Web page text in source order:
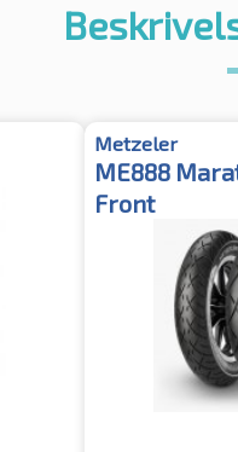
Metzeler
ME888
Front